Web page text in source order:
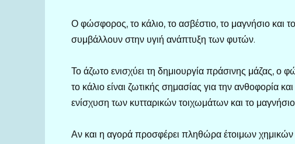
Ο φώσφορος, το κάλιο, το ασβέστιο, το μαγνήσιο και
συμβάλλουν στην υγιή ανάπτυξη των φυτών.
Το άζωτο ενισχύει τη δημιουργία πράσινης μάζας,
το κάλιο είναι ζωτικής σημασίας για την ανθοφορία
ενίσχυση των κυτταρικών τοιχωμάτων και το μαγνήσιο
Αν και η αγορά προσφέρει πληθώρα έτοιμων